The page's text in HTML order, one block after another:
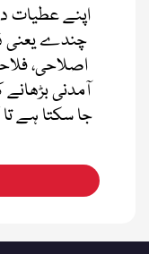
اپنے عطیات
چندے یعنی
اصلاحی،
آمدنی بڑھانے
جا سکتا ہے تا